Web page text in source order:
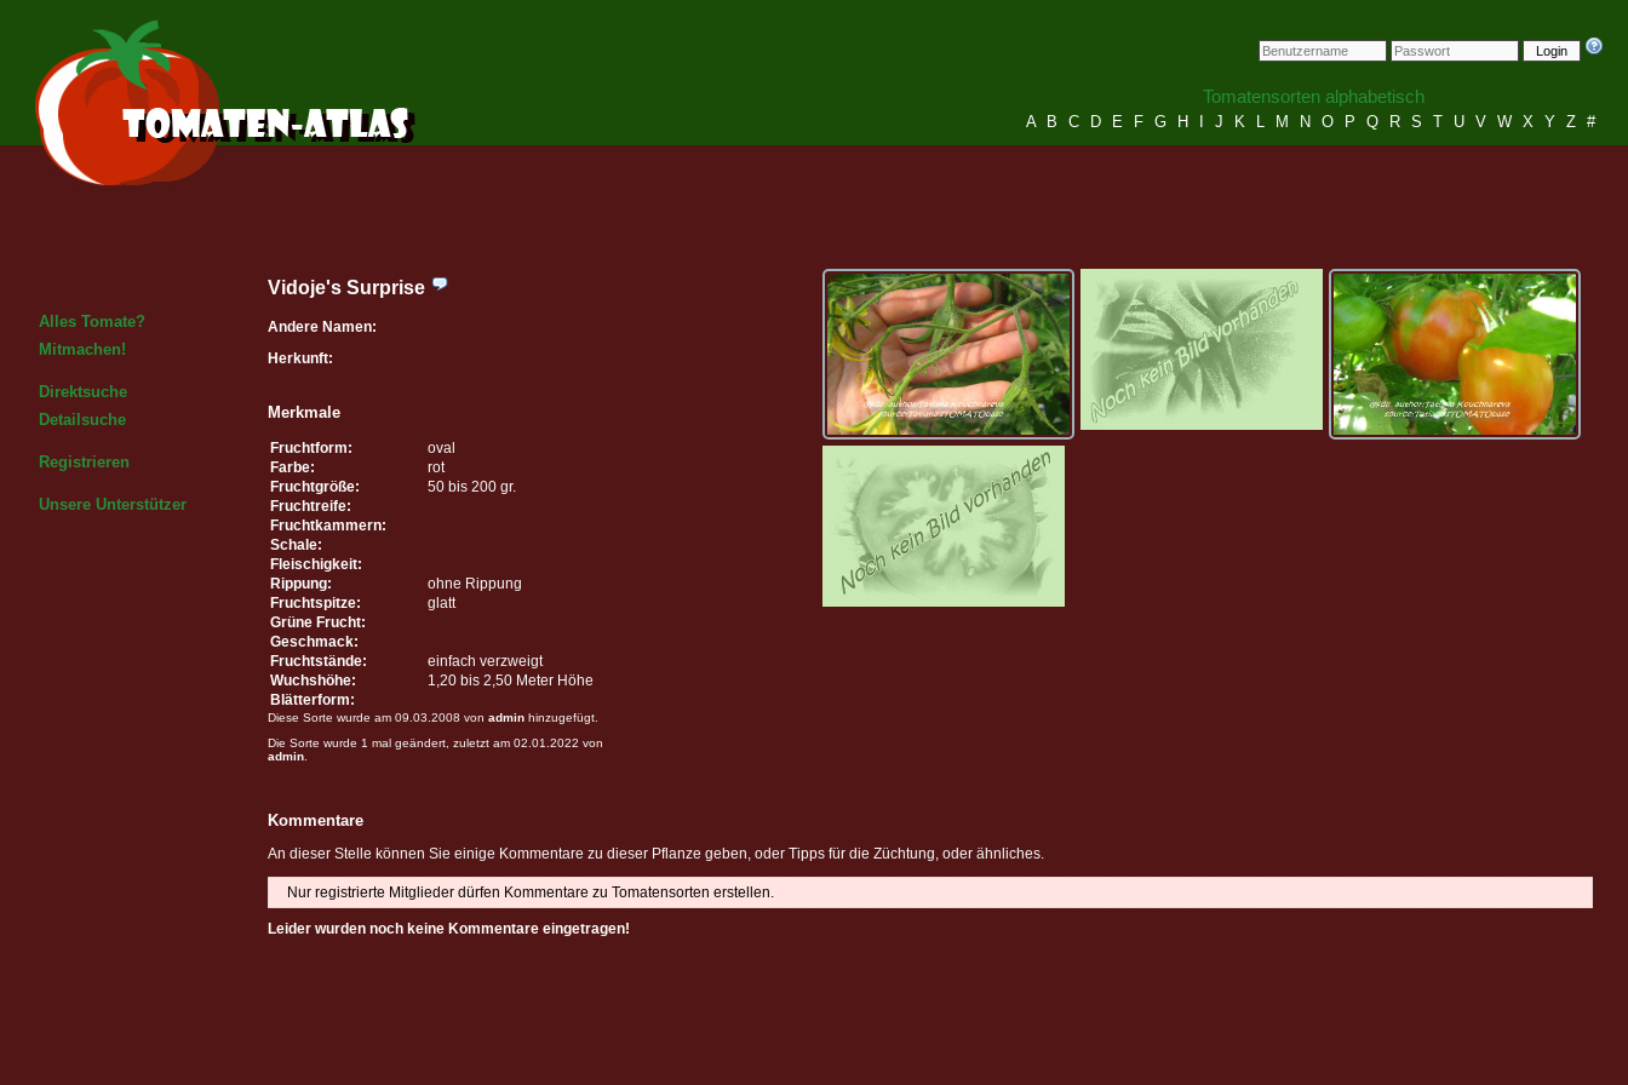
Login
Tomatensorten alphabetisch
A B C D E F G H J K L M N O P Q R S T U V W X Y Z #
Alles Tomate?
Mitmachen!
Direktsuche
Detailsuche
Registrieren
Unsere Unterstützer
Vidoje's Surprise
Andere Namen:
Herkunft:
Merkmale
Fruchtform:
oval
Farbe:
rot
Fruchtgröße:
50 bis 200 gr.
Fruchtreife:
Fruchtkammern:
Schale:
Fleischigkeit:
Rippung:
ohne Rippung
Fruchtspitze:
glatt
Grüne Frucht:
Geschmack:
Fruchtstände:
einfach verzweigt
Wuchshöhe:
1,20 bis 2,50 Meter Höhe
Blätterform:
Diese Sorte wurde am 09.03.2008 von admin hinzugefügt.
Die Sorte wurde 1 mal geändert, zuletzt am 02.01.2022 von
admin
Kommentare
An dieser Stelle können Sie einige Kommentare zu dieser Pflanze geben, oder Tipps für die Züchtung, oder ähnliches.
Nur registrierte Mitglieder dürfen Kommentare zu Tomatensorten erstellen.
Leider wurden noch keine Kommentare eingetragen!